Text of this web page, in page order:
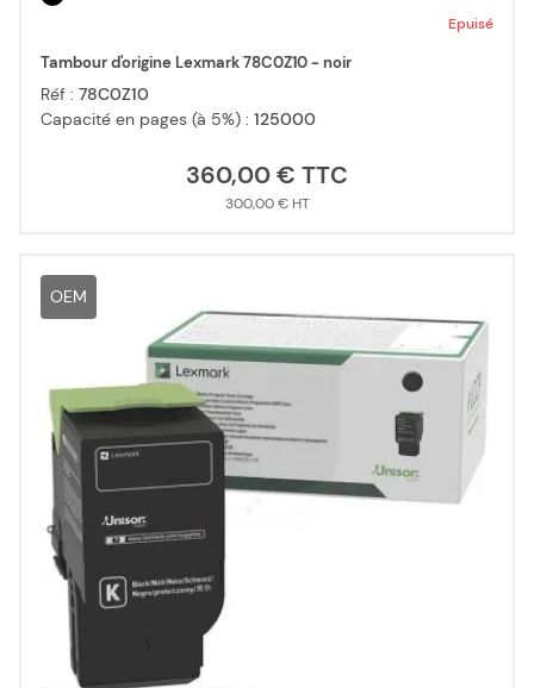
Epuisé
Tambour d'origine Lexmark 78C0Z10 - noir
Réf : 78C0Z10
Capacité en pages (à 5%) : 125000
360,00 €
300,00 €
OEM